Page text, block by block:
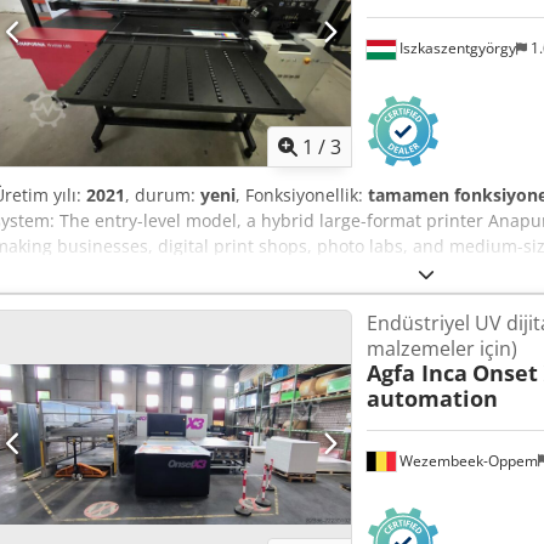
1 /3
Iszkaszentgyörgy
yılı: 2021, durum: yeni, Fonksiyonellik: tamamen
The entry-level model, a hybrid large-format printer
businesses, digital print shops, photo labs, and medium-
to combine print jobs on board and roll media. The print
and outdoor applications. The Anapurna H1650i LED is
printing on a wider variety of substrates, thereby saving energy,
allows printing on transparent materials for backlit applications
Maximum width: 165 cm (5.4 ft), 160 cm (5.2 ft) for
– 4 rigid tables (2 rear and 2 front) Minimum size: A2 landscape
thickness: 1 mm (0.04 in), Maximum thickness: 45 mm
print table (22 lbs) Flexible media Maximum width: 165 cm (5.4
and diameter Minimum thickness: 0.2 mm Maximum weight:
Wezembeek-Oppem
Endüstriyel UV
malzemeler için)
Agfa Inca Onset
automation